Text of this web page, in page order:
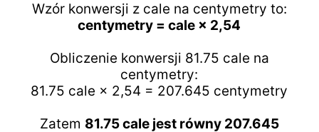
Wzór konwersji z cale na centymetry to:
centymetry = cale × 2,54
Obliczenie konwersji 81.75 cale na
centymetry:
81.75 cale × 2,54 = 207.645 centymetry
Zatem 81.75 cale jest równy 207.645